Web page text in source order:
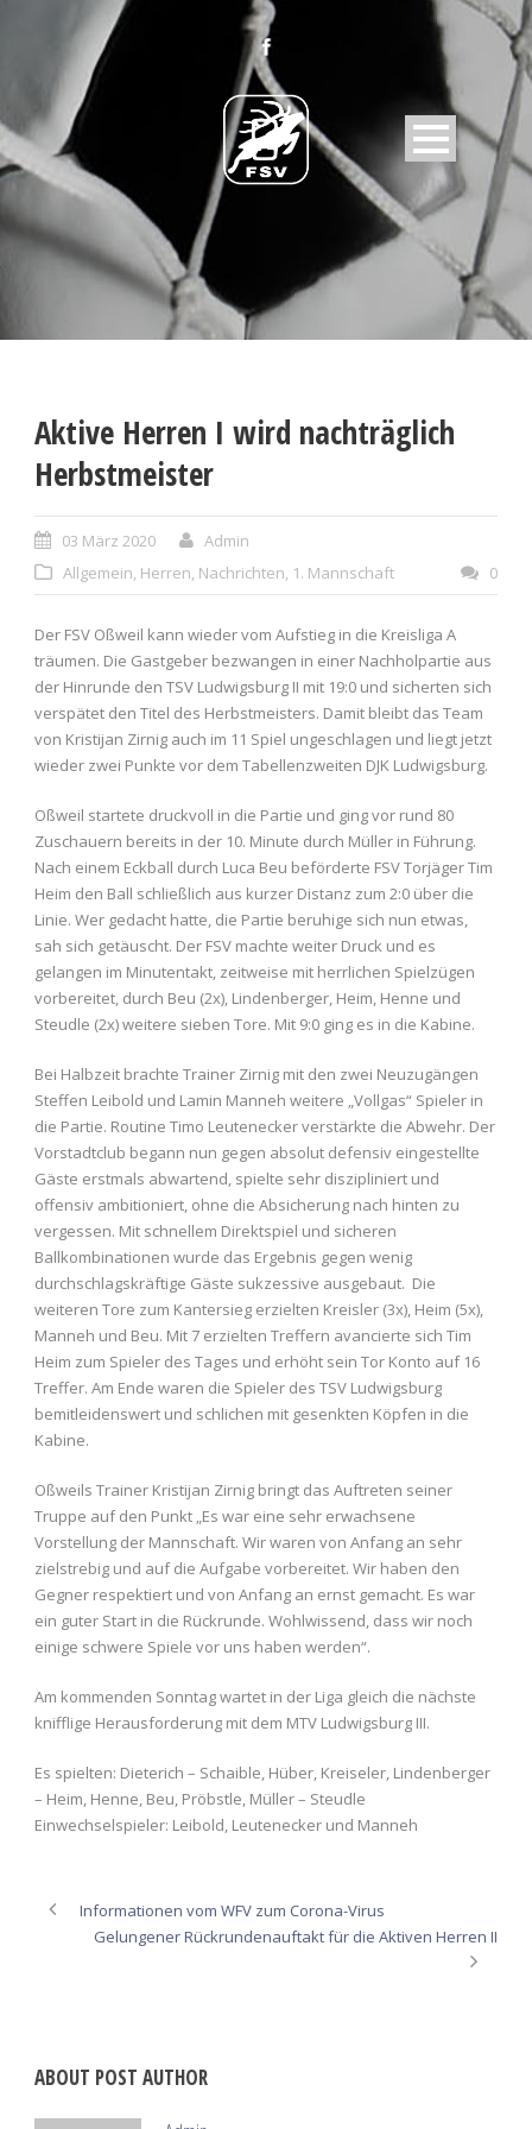
Aktive Herren I wird nachträglich
Herbstmeister
03 März 2020
Admin
Allgemein, Herren, Nachrichten, 1. Mannschaft 0
Der FSV Oßweil kann wieder vom Aufstieg in die Kreisliga A
träumen. Die Gastgeber bezwangen in einer Nachholpartie aus
der Hinrunde den TSV Ludwigsburg II mit 19:0 und sicherten sich
verspätet den Titel des Herbstmeisters. Damit bleibt das Team
von Kristijan Zirnig auch im 11 Spiel ungeschlagen und liegt jetzt
wieder zwei Punkte vor dem Tabellenzweiten DJK Ludwigsburg.
Oßweil startete druckvoll in die Partie und ging vor rund 80
Zuschauern bereits in der 10. Minute durch Müller in Führung.
Nach einem Eckball durch Luca Beu beförderte FSV Torjäger Tim
Heim den Ball schließlich aus kurzer Distanz zum 2:0 über die
Linie. Wer gedacht hatte, die Partie beruhige sich nun etwas,
sah sich getäuscht. Der FSV machte weiter Druck und es
gelangen im Minutentakt, zeitweise mit herrlichen Spielzügen
vorbereitet, durch Beu (2x), Lindenberger, Heim, Henne und
Steudle (2x) weitere sieben Tore. Mit 9:0 ging es in die Kabine.
Bei Halbzeit brachte Trainer Zirnig mit den zwei Neuzugängen
Steffen Leibold und Lamin Manneh weitere „Vollgas“ Spieler in
die Partie. Routine Timo Leutenecker verstärkte die Abwehr. Der
Vorstadtclub begann nun gegen absolut defensiv eingestellte
Gäste erstmals abwartend, spielte sehr diszipliniert und
offensiv ambitioniert, ohne die Absicherung nach hinten zu
vergessen. Mit schnellem Direktspiel und sicheren
Ballkombinationen wurde das Ergebnis gegen wenig
durchschlagskräftige Gäste sukzessive ausgebaut. Die
weiteren Tore zum Kantersieg erzielten Kreisler (3x), Heim (5x),
Manneh und Beu. Mit 7 erzielten Treffern avancierte sich Tim
Heim zum Spieler des Tages und erhöht sein Tor Konto auf 16
Treffer. Am Ende waren die Spieler des TSV Ludwigsburg
bemitleidenswert und schlichen mit gesenkten Köpfen in die
Kabine.
Oßweils Trainer Kristijan Zirnig bringt das Auftreten seiner
Truppe auf den Punkt „Es war eine sehr erwachsene
Vorstellung der Mannschaft. Wir waren von Anfang an sehr
zielstrebig und auf die Aufgabe vorbereitet. Wir haben den
Gegner respektiert und von Anfang an ernst gemacht. Es war
ein guter Start in die Rückrunde. Wohlwissend, dass wir noch
einige schwere Spiele vor uns haben werden“.
Am kommenden Sonntag wartet in der Liga gleich die nächste
knifflige Herausforderung mit dem MTV Ludwigsburg III.
Es spielten: Dieterich – Schaible, Hüber, Kreiseler, Lindenberger
– Heim, Henne, Beu, Pröbstle, Müller – Steudle
Einwechselspieler: Leibold, Leutenecker und Manneh
Informationen vom WFV zum Corona-Virus
Gelungener Rückrundenauftakt für die Aktiven Herren II
ABOUT POST AUTHOR